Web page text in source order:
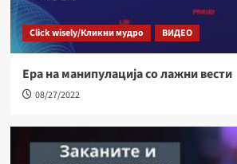
Click wisely/Кликни мудро ВИДЕО
Ера на манипулација со лажни вести
08/27/2022